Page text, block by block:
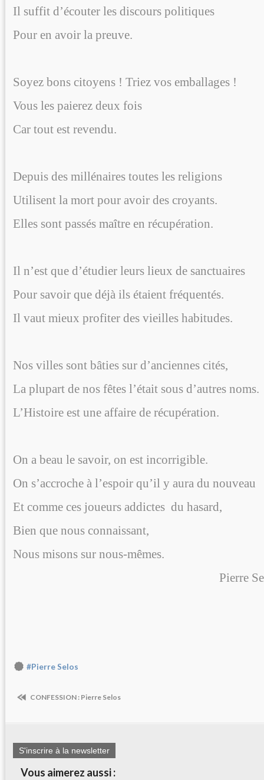
Il suffit d’écouter les discours politiques
Pour en avoir la preuve.
Soyez bons citoyens ! Triez vos emballages !
Vous les paierez deux fois
Car tout est revendu.
Depuis des millénaires toutes les religions
Utilisent la mort pour avoir des croyants.
Elles sont passés maître en récupération.
Il n’est que d’étudier leurs lieux de sanctuaires
Pour savoir que déjà ils étaient fréquentés.
Il vaut mieux profiter des vieilles habitudes.
Nos villes sont bâties sur d’anciennes cités,
La plupart de nos fêtes l’était sous d’autres noms.
L’Histoire est une affaire de récupération.
On a beau le savoir, on est incorrigible.
On s’accroche à l’espoir qu’il y aura du nouveau
Et comme ces joueurs addictes du hasard,
Bien que nous connaissant,
Nous misons sur nous-mêmes.
Pierre
#Pierre Selos
CONFESSION : Pierre Selos
S'inscrire à la newsletter
Vous aimerez aussi :